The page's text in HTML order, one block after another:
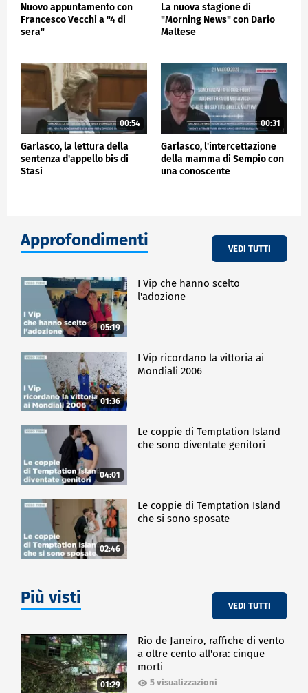
Nuovo appuntamento con
Francesco Vecchi a "4 di
sera"
La nuova stagione di
"Morning News" con Dario
Maltese
00:54
Garlasco, la lettura della
sentenza d'appello bis di
Stasi
00:31
Garlasco, l'intercettazione
della mamma di Sempio con
una conoscente
Approfondimenti VEDI TUTTI
05:19
I Vip che hanno scelto
l'adozione
01:36
I Vip ricordano la vittoria ai
Mondiali 2006
04:01
Le coppie di Temptation Island
che sono diventate genitori
02:46
Le coppie di Temptation Island
che si sono sposate
Più visti VEDI TUTTI
01:29
Rio de Janeiro, raffiche di vento
a oltre cento all'ora: cinque
morti
5 visualizzazioni